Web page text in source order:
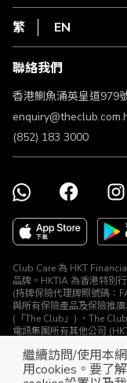
繼續訪問/使用本
用cookies。要了
HKT
私隱聲明
使用條款
條款及細則
不歧視及不騷擾聲明
認可牌照及通告
繁 EN
聯絡我們
香港鰂魚涌英皇道979
(852) 183 3000
Club Care 為 HKT
品牌。HKTIA 為香港特別
(持牌保險代理牌照號碼：
與所有保險產品及保險推
(「The Club」) 、The
電訊集團所有其他公司
© The Club 2026. 保留所